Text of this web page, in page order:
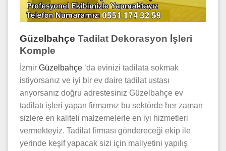
Güzelbahçe Tadilat Dekorasyon İşleri
Komple
İzmir Güzelbahçe ‘da evinizi tadilata sokmak
istiyorsanız ve iyi bir ev daire tadilat ustası
arıyorsanız doğru adrestesiniz Güzelbahçe ev
tadilatı işleri yapan firmamız bu sektörde her zaman
sizlere en kaliteli malzemelerle en iyi hizmetleri
vermekteyiz. Tadilat firması göndereceği ekip ile
yerinde keşif yapacak sizi için maliyetini yapılış